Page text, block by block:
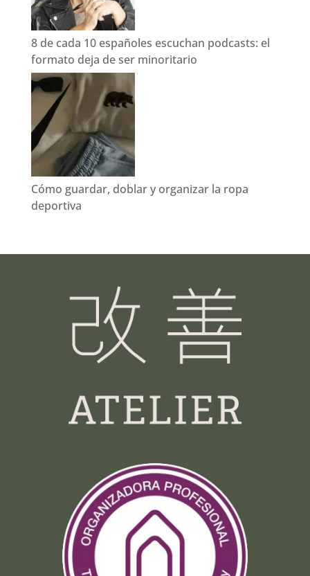
8 de cada 10 españoles escuchan podcasts: el
formato deja de ser minoritario
Cómo guardar, doblar y organizar la ropa
deportiva